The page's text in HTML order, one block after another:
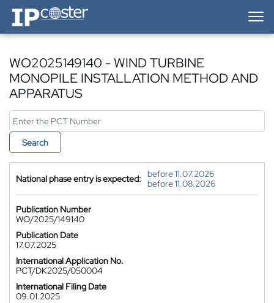
IP-Coster — Home
WO2025149140 - WIND TURBINE
MONOPILE INSTALLATION METHOD AND
APPARATUS
Search
National phase entry is expected:
before 11.07.2026
before 11.08.2026
Publication Number
WO/2025/149140
Publication Date
17.07.2025
International Application No.
PCT/DK2025/050004
International Filing Date
09.01.2025